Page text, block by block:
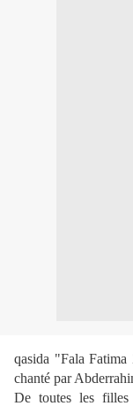
qasida "Fala
chanté par
De toutes les filles